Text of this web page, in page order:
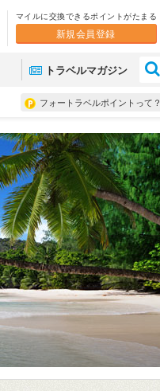
マイルに交換できるポイントがたまる
新規会員登録
トラベルマガジン
フォートラベルポイントって？